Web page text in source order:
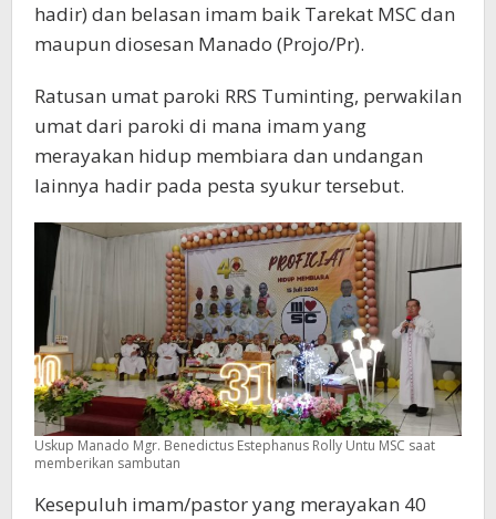
hadir) dan belasan imam baik Tarekat MSC dan
maupun diosesan Manado (Projo/Pr).
Ratusan umat paroki RRS Tuminting, perwakilan
umat dari paroki di mana imam yang
merayakan hidup membiara dan undangan
lainnya hadir pada pesta syukur tersebut.
Uskup Manado Mgr. Benedictus Estephanus Rolly Untu MSC saat
memberikan sambutan
Kesepuluh imam/pastor yang merayakan 40